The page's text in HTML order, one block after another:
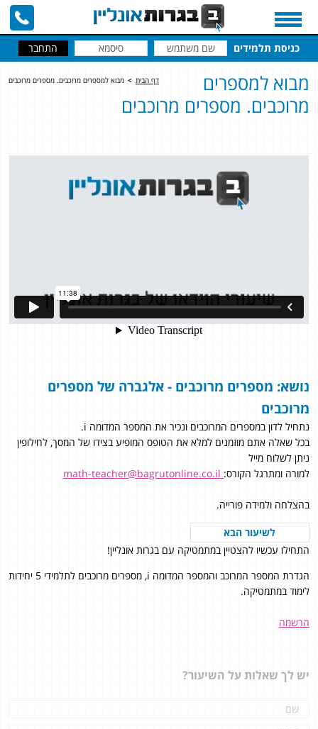
כניסת תלמידים
דף הבית > מבוא למספרים מרוכבים. מספרים מרוכבים
מבוא למספרים
מרוכבים. מספרים מרוכבים
נושא: מספרים מרוכבים - אלגברה של מספרים
מרוכבים
נתחיל לדון במספרים המרוכבים ונכיר את המספר המדומה i.
בכל שאלה אתם מוזמנים למלא את הטופס המופיע בצידו של המסך, לחילופין
ניתן לשלוח מייל
למורה ומתרגל הקורס:
בהצלחה ולמידה פורייה.
לשיעור הבא
התחילו עכשיו להצטיין במתמטיקה עם בגרות אונליין!
הגדרת המספר המרוכב והמספר המדומה i, מספרים מרוכבים לתלמידי 5 יחידות
לימוד במתמטיקה.
הרשמה
יש לך שאלות על השיעור?